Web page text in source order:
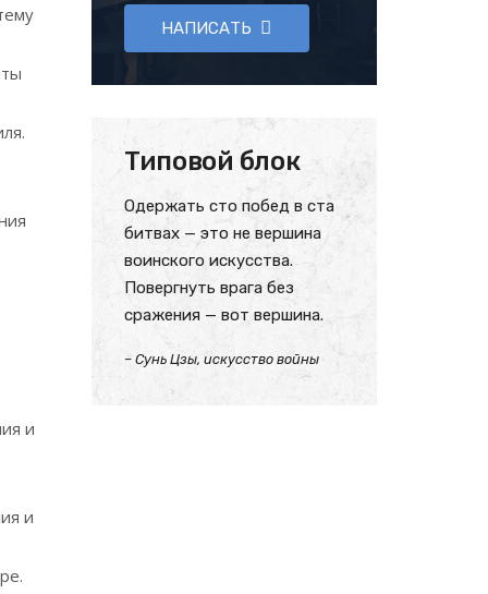
и
и
НАПИСАТЬ
Типовой блок
Одержать сто побед в ста
битвах — это не вершина
воинского искусства.
Повергнуть врага без
сражения — вот вершина.
– Сунь Цзы, искусство войны